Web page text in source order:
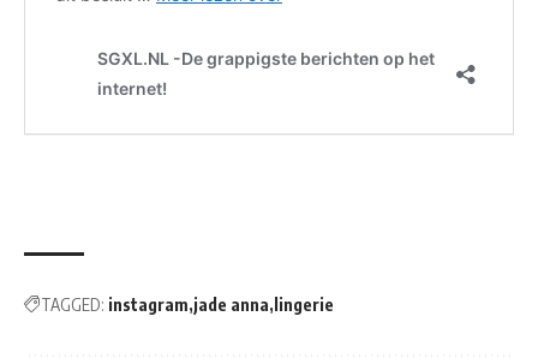
TAGGED: instagram jade anna lingerie